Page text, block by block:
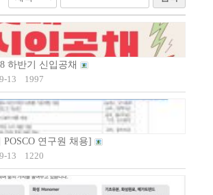
하반기 신입공채
13 1997
POSCO 연구원 채용]
13 1220